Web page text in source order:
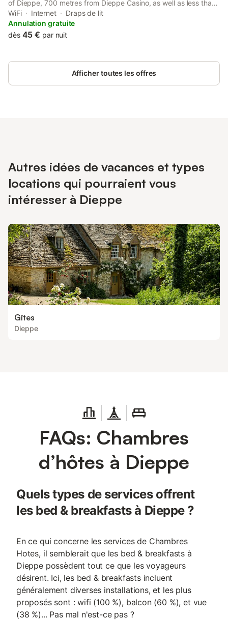
of Dieppe, 700 metres from Dieppe Casino, as well as less than
1 km from Chateau Musee de Dieppe. It is located 600 metres
from Dieppe Beach and provides private check-in and check-
out.
WiFi Internet
Draps de lit
Annulation gratuite
dès 45 € par nuit
Afficher toutes les offres
Autres idées de vacances et types
locations qui pourraient vous
intéresser à Dieppe
Gîtes
Dieppe
FAQs: Chambres
d’hôtes à Dieppe
Quels types de services offrent
les bed & breakfasts à Dieppe ?
En ce qui concerne les services de Chambres
Hotes, il semblerait que les bed & breakfasts à
Dieppe possèdent tout ce que les voyageurs
désirent. Ici, les bed & breakfasts incluent
généralement diverses installations, et les plus
proposés sont : wifi (100 %), balcon (60 %), et vue
(38 %)... Pas mal n'est-ce pas ?